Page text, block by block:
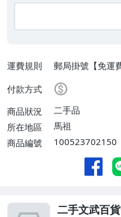
運費規則
郵局掛號【免運
付款方式
商品狀況
二手品
所在地區
馬祖
商品編號
100523702150
二手文武百